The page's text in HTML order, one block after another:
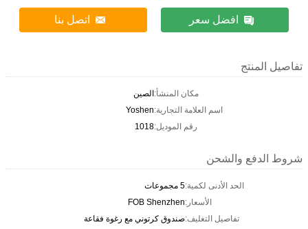
افضل سعر اتصل بنا
تفاصيل المنتج
مكان المنشأ:الصين
اسم العلامة التجارية:Yoshen
رقم الموديل:1018
شروط الدفع والشحن
الحد الأدنى لكمية:5 مجموعات
الأسعار:FOB Shenzhen
تفاصيل التغليف:صندوق كرتوني مع رغوة فقاعة